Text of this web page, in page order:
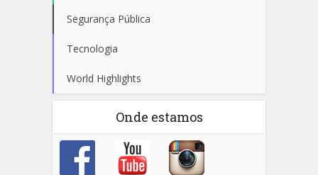
Segurança Pública
Tecnologia
World Highlights
Onde estamos